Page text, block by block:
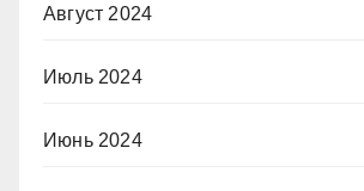
Август 2024
Июль 2024
Июнь 2024